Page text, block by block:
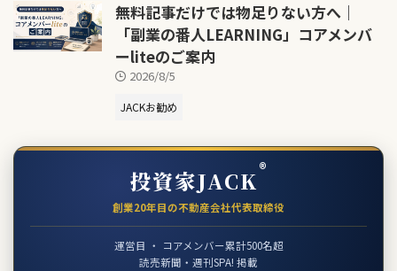
無料記事だけでは物足りない方へ｜
「副業の番人LEARNING」コアメンバ
ーliteのご案内
2026/8/5
JACKお勧め
投資家JACK®
創業20年目の不動産会社代表取締役
運営目 ・ コアメンバー累計500名超
読売新聞・週刊SPA! 掲載